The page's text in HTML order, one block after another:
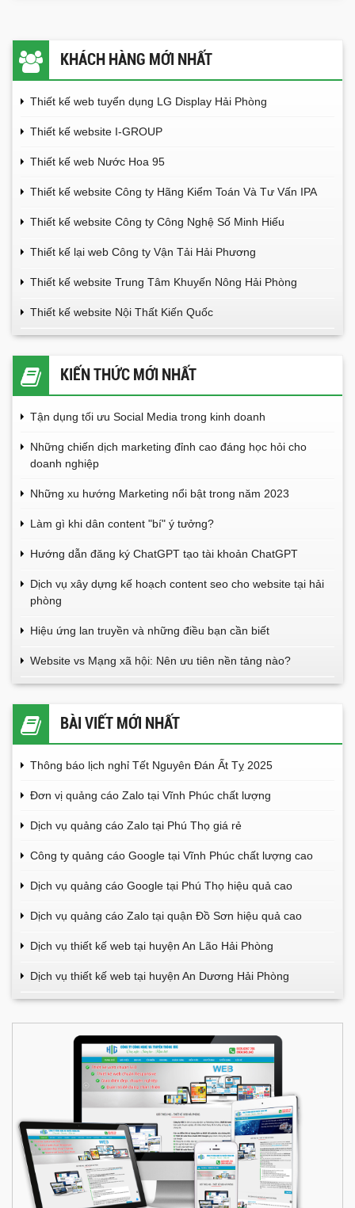
KHÁCH HÀNG MỚI NHẤT
Thiết kế web tuyển dụng LG Display Hải Phòng
Thiết kế website I-GROUP
Thiết kế web Nước Hoa 95
Thiết kế website Công ty Hãng Kiểm Toán Và Tư Vấn IPA
Thiết kế website Công ty Công Nghệ Số Minh Hiếu
Thiết kế lại web Công ty Vận Tải Hải Phương
Thiết kế website Trung Tâm Khuyến Nông Hải Phòng
Thiết kế website Nội Thất Kiến Quốc
KIẾN THỨC MỚI NHẤT
Tận dụng tối ưu Social Media trong kinh doanh
Những chiến dịch marketing đỉnh cao đáng học hỏi cho
doanh nghiệp
Những xu hướng Marketing nổi bật trong năm 2023
Làm gì khi dân content "bí" ý tưởng?
Hướng dẫn đăng ký ChatGPT tạo tài khoản ChatGPT
Dịch vụ xây dựng kế hoạch content seo cho website tại hải
phòng
Hiệu ứng lan truyền và những điều bạn cần biết
Website vs Mạng xã hội: Nên ưu tiên nền tảng nào?
BÀI VIẾT MỚI NHẤT
Thông báo lịch nghỉ Tết Nguyên Đán Ất Tỵ 2025
Đơn vị quảng cáo Zalo tại Vĩnh Phúc chất lượng
Dịch vụ quảng cáo Zalo tại Phú Thọ giá rẻ
Công ty quảng cáo Google tại Vĩnh Phúc chất lượng cao
Dịch vụ quảng cáo Google tại Phú Thọ hiệu quả cao
Dịch vụ quảng cáo Zalo tại quận Đồ Sơn hiệu quả cao
Dịch vụ thiết kế web tại huyện An Lão Hải Phòng
Dịch vụ thiết kế web tại huyện An Dương Hải Phòng